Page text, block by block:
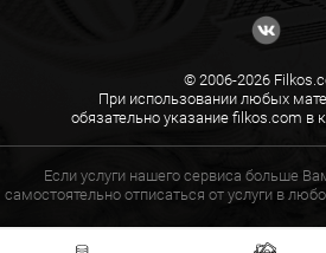
© 2006-2026
При использовании любых
обязательно указание filkos.com в
Если услуги нашего сервиса больше
самостоятельно отписаться от услуги в